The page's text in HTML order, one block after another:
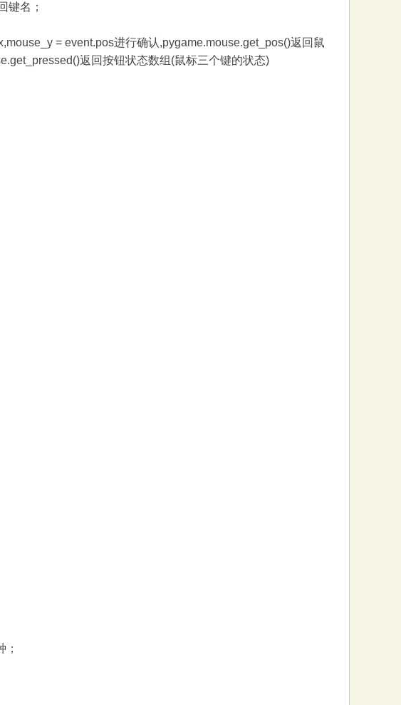
键名；
= event.pos进行确认,pygame.mouse.get_pos()返回鼠
返回按钮状态数组(鼠标三个键的状态)